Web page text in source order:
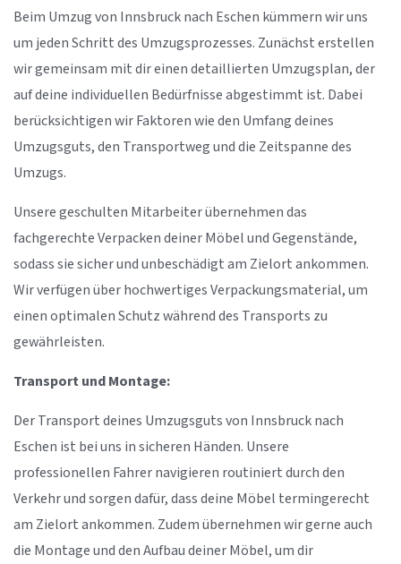
Beim Umzug von Innsbruck nach Eschen kümmern wir uns
um jeden Schritt des Umzugsprozesses. Zunächst erstellen
wir gemeinsam mit dir einen detaillierten Umzugsplan, der
auf deine individuellen Bedürfnisse abgestimmt ist. Dabei
berücksichtigen wir Faktoren wie den Umfang deines
Umzugsguts, den Transportweg und die Zeitspanne des
Umzugs.
Unsere geschulten Mitarbeiter übernehmen das
fachgerechte Verpacken deiner Möbel und Gegenstände,
sodass sie sicher und unbeschädigt am Zielort ankommen.
Wir verfügen über hochwertiges Verpackungsmaterial, um
einen optimalen Schutz während des Transports zu
gewährleisten.
Transport und Montage:
Der Transport deines Umzugsguts von Innsbruck nach
Eschen ist bei uns in sicheren Händen. Unsere
professionellen Fahrer navigieren routiniert durch den
Verkehr und sorgen dafür, dass deine Möbel termingerecht
am Zielort ankommen. Zudem übernehmen wir gerne auch
die Montage und den Aufbau deiner Möbel, um dir